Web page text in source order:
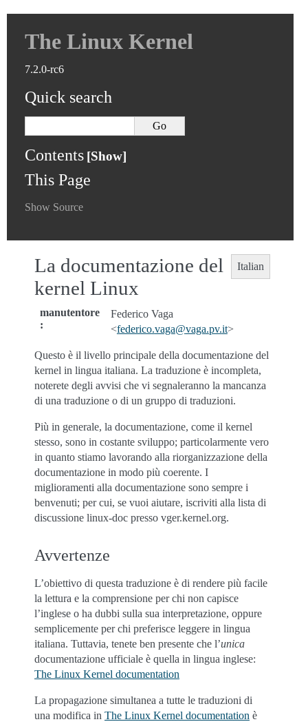
The Linux Kernel
7.2.0-rc6
Quick search
Contents
This Page
Show Source
Italian
La documentazione del
kernel Linux
manutentore
:
Federico Vaga
<federico.vaga@vaga.pv.it>
Questo è il livello principale della documentazione del
kernel in lingua italiana. La traduzione è incompleta,
noterete degli avvisi che vi segnaleranno la mancanza
di una traduzione o di un gruppo di traduzioni.
Più in generale, la documentazione, come il kernel
stesso, sono in costante sviluppo; particolarmente vero
in quanto stiamo lavorando alla riorganizzazione della
documentazione in modo più coerente. I
miglioramenti alla documentazione sono sempre i
benvenuti; per cui, se vuoi aiutare, iscriviti alla lista di
discussione linux-doc presso vger.kernel.org.
Avvertenze
L’obiettivo di questa traduzione è di rendere più facile
la lettura e la comprensione per chi non capisce
l’inglese o ha dubbi sulla sua interpretazione, oppure
semplicemente per chi preferisce leggere in lingua
italiana. Tuttavia, tenete ben presente che l’unica
documentazione ufficiale è quella in lingua inglese:
The Linux Kernel documentation
La propagazione simultanea a tutte le traduzioni di
una modifica in The Linux Kernel documentation è